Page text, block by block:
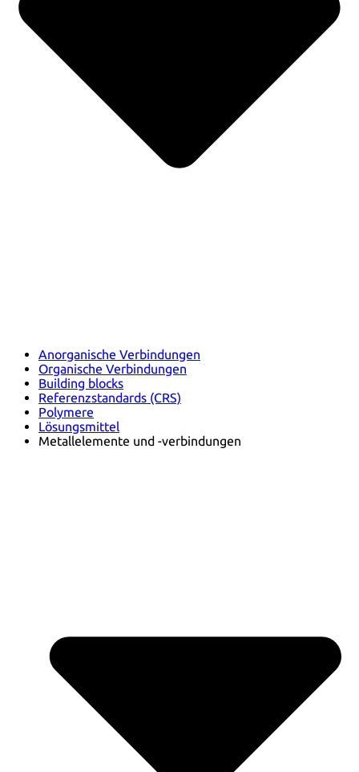
Anorganische Verbindungen
Organische Verbindungen
Building blocks
Referenzstandards (CRS)
Polymere
Lösungsmittel
Metallelemente und -verbindungen